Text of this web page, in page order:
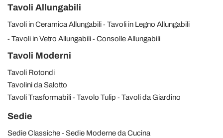
Tavoli Allungabili
Tavoli in Ceramica Allungabili
Tavoli in Legno Allungabili
Tavoli in Vetro Allungabili
Consolle Allungabili
Tavoli Moderni
Tavoli Rotondi
Tavolini da Salotto
Tavoli Trasformabili
Tavolo Tulip Tavoli da Giardino
Sedie
Sedie Classiche
Sedie Moderne da Cucina